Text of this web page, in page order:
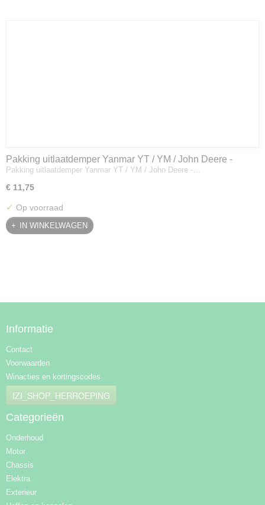
Pakking uitlaatdemper Yanmar YT / YM / John Deere -
128300-13230
Pakking uitlaatdemper Yanmar YT / YM / John Deere -…
€ 11,75
✓ Op voorraad
IN WINKELWAGEN
Informatie
Contact
Voorwaarden
Winacties en kortingscodes
IZI_SHOP_HERROEPING
Categorieën
Onderhoud
Motor
Chassis
Elektra
Exterieur